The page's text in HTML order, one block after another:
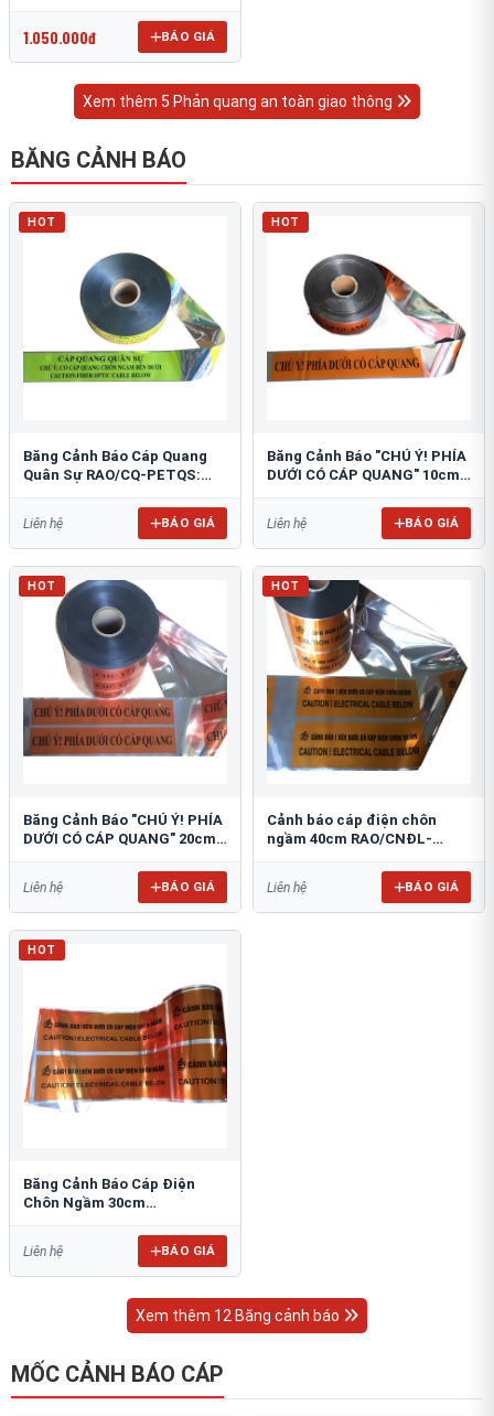
1.050.000đ BÁO GIÁ
Xem thêm 5 Phản quang an toàn giao thông
BĂNG CẢNH BÁO
HOT
Băng Cảnh Báo Cáp Quang
Quân Sự RAO/CQ-PETQS:
Liên hệ BÁO GIÁ
HOT
Băng Cảnh Báo "CHÚ Ý! PHÍA
DƯỚI CÓ CÁP QUANG" 10cm:
Liên hệ BÁO GIÁ
HOT
Băng Cảnh Báo "CHÚ Ý! PHÍA
DƯỚI CÓ CÁP QUANG" 20cm
Liên hệ BÁO GIÁ
HOT
Cảnh báo cáp điện chôn
ngầm 40cm RAO/CNĐL-
Liên hệ BÁO GIÁ
HOT
Băng Cảnh Báo Cáp Điện
Chôn Ngầm 30cm
Liên hệ BÁO GIÁ
Xem thêm 12 Băng cảnh báo
MỐC CẢNH BÁO CÁP